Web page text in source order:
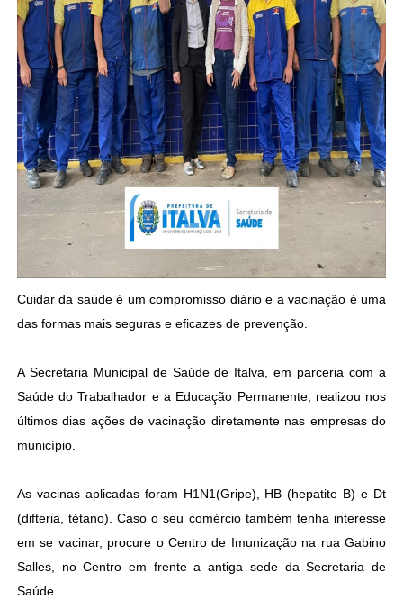
Cuidar da saúde é um compromisso diário e a vacinação é uma
das formas mais seguras e eficazes de prevenção.
A Secretaria Municipal de Saúde de Italva, em parceria com a
Saúde do Trabalhador e a Educação Permanente, realizou nos
últimos dias ações de vacinação diretamente nas empresas do
município.
As vacinas aplicadas foram H1N1(Gripe), HB (hepatite B) e Dt
(difteria, tétano). Caso o seu comércio também tenha interesse
em se vacinar, procure o Centro de Imunização na rua Gabino
Salles, no Centro em frente a antiga sede da Secretaria de
Saúde.